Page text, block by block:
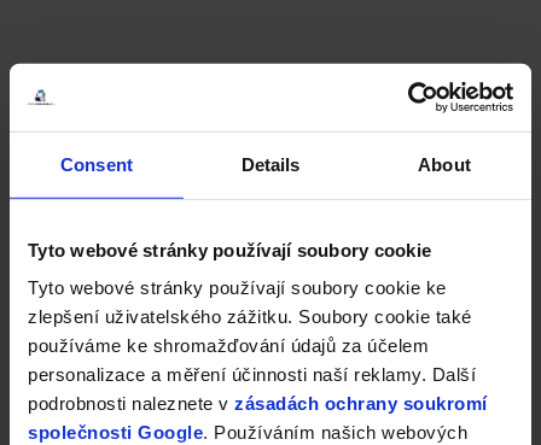
Consent Details About
Tyto webové stránky používají soubory cookie
Tyto webové stránky používají soubory cookie ke
zlepšení uživatelského zážitku. Soubory cookie také
používáme ke shromažďování údajů za účelem
personalizace a měření účinnosti naší reklamy. Další
podrobnosti naleznete v zásadách ochrany soukromí
společnosti Google. Používáním našich webových